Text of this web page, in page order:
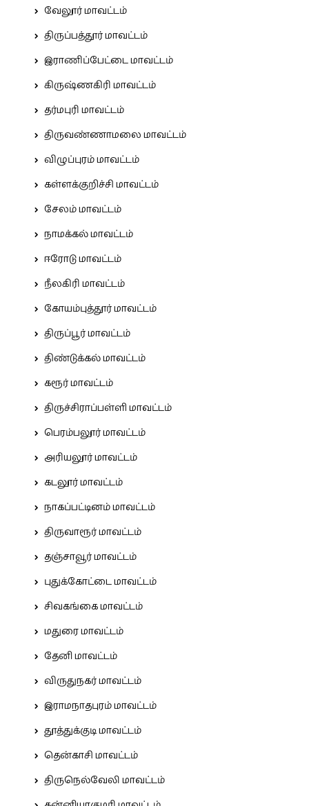
வேலூர் மாவட்டம்
திருப்பத்தூர் மாவட்டம்
இராணிப்பேட்டை மாவட்டம்
கிருஷ்ணகிரி மாவட்டம்
தர்மபுரி மாவட்டம்
திருவண்ணாமலை மாவட்டம்
விழுப்புரம் மாவட்டம்
கள்ளக்குறிச்சி மாவட்டம்
சேலம் மாவட்டம்
நாமக்கல் மாவட்டம்
ஈரோடு மாவட்டம்
நீலகிரி மாவட்டம்
கோயம்புத்தூர் மாவட்டம்
திருப்பூர் மாவட்டம்
திண்டுக்கல் மாவட்டம்
கரூர் மாவட்டம்
திருச்சிராப்பள்ளி மாவட்டம்
பெரம்பலூர் மாவட்டம்
அரியலூர் மாவட்டம்
கடலூர் மாவட்டம்
நாகப்பட்டினம் மாவட்டம்
திருவாரூர் மாவட்டம்
தஞ்சாவூர் மாவட்டம்
புதுக்கோட்டை மாவட்டம்
சிவகங்கை மாவட்டம்
மதுரை மாவட்டம்
தேனி மாவட்டம்
விருதுநகர் மாவட்டம்
இராமநாதபுரம் மாவட்டம்
தூத்துக்குடி மாவட்டம்
தென்காசி மாவட்டம்
திருநெல்வேலி மாவட்டம்